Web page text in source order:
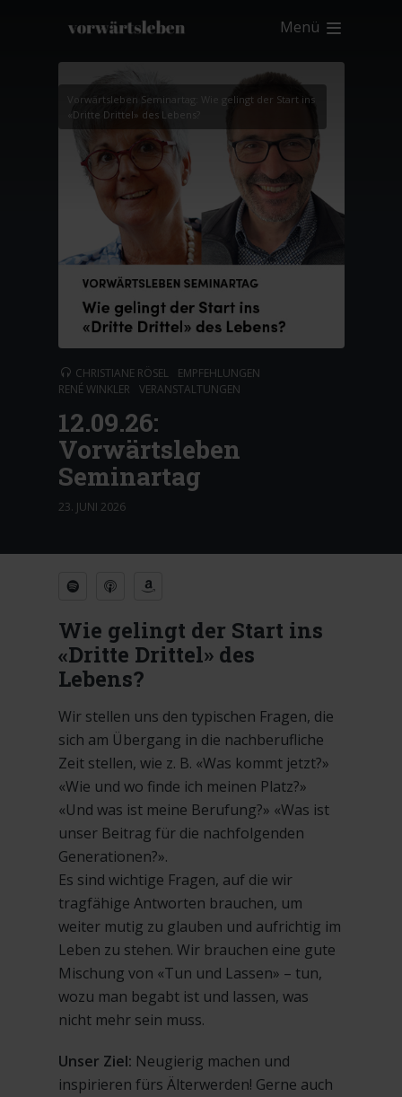
Menü
Vorwärtsleben Seminartag: Wie gelingt der Start ins
«Dritte Drittel» des Lebens?
CHRISTIANE RÖSEL
EMPFEHLUNGEN
RENÉ WINKLER
VERANSTALTUNGEN
12.09.26:
Vorwärtsleben
Seminartag
23. JUNI 2026
Wie gelingt der Start ins
«Dritte Drittel» des
Lebens?
Wir stellen uns den typischen Fragen, die
sich am Übergang in die nachberufliche
Zeit stellen, wie z. B. «Was kommt jetzt?»
«Wie und wo finde ich meinen Platz?»
«Und was ist meine Berufung?» «Was ist
unser Beitrag für die nachfolgenden
Generationen?».
Es sind wichtige Fragen, auf die wir
tragfähige Antworten brauchen, um
weiter mutig zu glauben und aufrichtig im
Leben zu stehen. Wir brauchen eine gute
Mischung von «Tun und Lassen» – tun,
wozu man begabt ist und lassen, was
nicht mehr sein muss.
Unser Ziel: Neugierig machen und
inspirieren fürs Älterwerden! Gerne auch